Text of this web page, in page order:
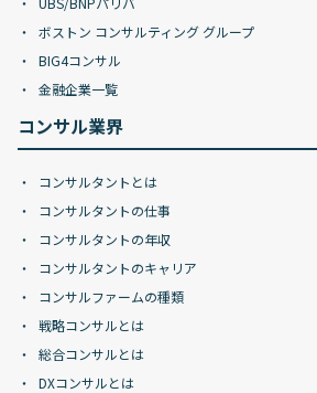
ボストン コンサルティング グループ
BIG4コンサル
金融企業一覧
コンサル業界
コンサルタントとは
コンサルタントの仕事
コンサルタントの年収
コンサルタントのキャリア
コンサルファームの種類
戦略コンサルとは
総合コンサルとは
DXコンサルとは